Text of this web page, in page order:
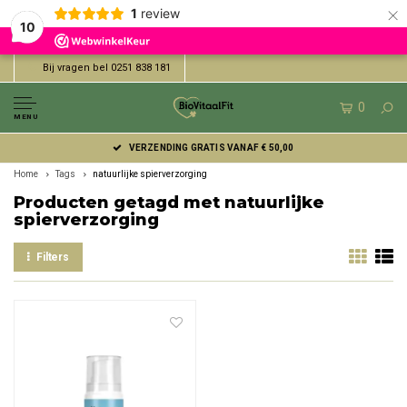
10
1 review ×
Bij vragen bel 0251 838 181
MENU
0
VERZENDING GRATIS VANAF € 50,00
Home Tags natuurlijke spierverzorging
Producten getagd met natuurlijke
spierverzorging
Filters